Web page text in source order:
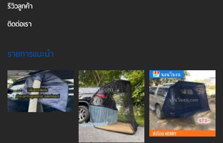
รีวิวลูกค้า
ติดต่อเรา
รายการแนะนำ